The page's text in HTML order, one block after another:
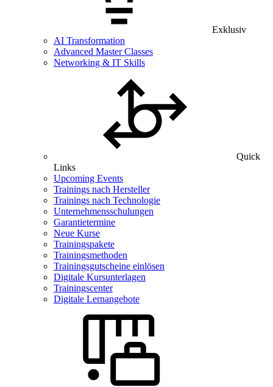
Exklusiv
AI Transformation
Advanced Master Classes
Networking & IT Skills
Quick
Links
Upcoming Events
Trainings nach Hersteller
Trainings nach Technologie
Unternehmensschulungen
Garantietermine
Neue Kurse
Trainingspakete
Trainingsmethoden
Trainingsgutscheine einlösen
Digitale Kursunterlagen
Trainingscenter
Digitale Lernangebote